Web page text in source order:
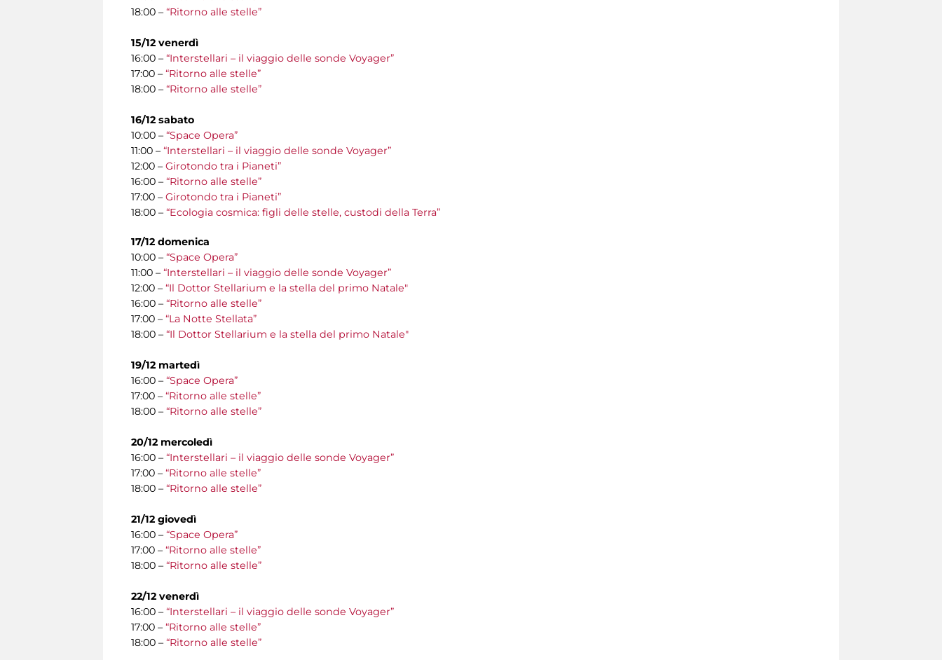
18:00 – “Ritorno alle stelle”
15/12 venerdì
16:00 – “Interstellari – il viaggio delle sonde Voyager”
17:00 – “Ritorno alle stelle”
18:00 – “Ritorno alle stelle”
16/12 sabato
10:00 – “Space Opera”
11:00 – “Interstellari – il viaggio delle sonde Voyager”
12:00 – Girotondo tra i Pianeti”
16:00 – “Ritorno alle stelle”
17:00 – Girotondo tra i Pianeti”
18:00 – “Ecologia cosmica: figli delle stelle, custodi della Terra”
17/12 domenica
10:00 – “Space Opera”
11:00 – “Interstellari – il viaggio delle sonde Voyager”
12:00 – “Il Dottor Stellarium e la stella del primo Natale"
16:00 – “Ritorno alle stelle”
17:00 – “La Notte Stellata”
18:00 – “Il Dottor Stellarium e la stella del primo Natale"
19/12 martedì
16:00 – “Space Opera”
17:00 – “Ritorno alle stelle”
18:00 – “Ritorno alle stelle”
20/12 mercoledì
16:00 – “Interstellari – il viaggio delle sonde Voyager”
17:00 – “Ritorno alle stelle”
18:00 – “Ritorno alle stelle”
21/12 giovedì
16:00 – “Space Opera”
17:00 – “Ritorno alle stelle”
18:00 – “Ritorno alle stelle”
22/12 venerdì
16:00 – “Interstellari – il viaggio delle sonde Voyager”
17:00 – “Ritorno alle stelle”
18:00 – “Ritorno alle stelle”